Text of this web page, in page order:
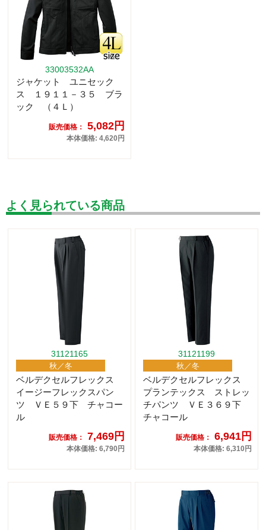
33003532AA
ジャケット ユニセック
ス １９１１－３５ ブラ
ック （４Ｌ）
販売価格： 5,082円
本体価格: 4,620円
よく見られている商品
31121165
秋／冬
ベルデクセルフレックス
イージーフレックスパン
ツ ＶＥ５９下 チャコー
ル
販売価格： 7,469円
本体価格: 6,790円
31121199
秋／冬
ベルデクセルフレックス
プランテックス ストレッ
チパンツ ＶＥ３６９下
チャコール
販売価格： 6,941円
本体価格: 6,310円